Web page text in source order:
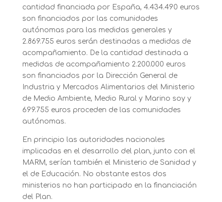
cantidad financiada por España, 4.434.490 euros
son financiados por las comunidades
autónomas para las medidas generales y
2.869.755 euros serán destinadas a medidas de
acompañamiento. De la cantidad destinada a
medidas de acompañamiento 2.200.000 euros
son financiados por la Dirección General de
Industria y Mercados Alimentarios del Ministerio
de Medio Ambiente, Medio Rural y Marino soy y
699.755 euros proceden de las comunidades
autónomas.
En principio las autoridades nacionales
implicadas en el desarrollo del plan, junto con el
MARM, serían también el Ministerio de Sanidad y
el de Educación. No obstante estos dos
ministerios no han participado en la financiación
del Plan.